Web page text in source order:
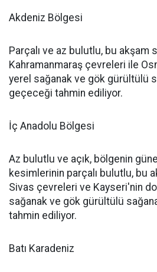
Akdeniz Bölgesi
Parçalı ve az bulutlu, bu akşam
Kahramanmaraş çevreleri ile
yerel sağanak ve gök gürültülü
geçeceği tahmin ediliyor.
İç Anadolu Bölgesi
Az bulutlu ve açık, bölgenin
kesimlerinin parçalı bulutlu, bu
Sivas çevreleri ve Kayseri'nin
sağanak ve gök gürültülü
tahmin ediliyor.
Batı Karadeniz